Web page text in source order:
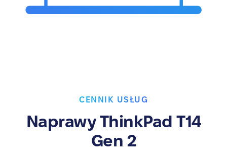
CENNIK USŁUG
Naprawy ThinkPad T14
Gen 2